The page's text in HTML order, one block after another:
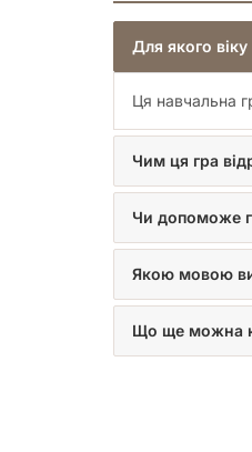
вміння мислити
Для якого
Ця навчальна
Чим ця гра
Чи допоможе
Якою мовою
Що ще можна